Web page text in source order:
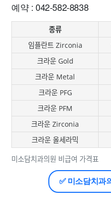
예약 : 042-582-8838
미소담치과의원 비급여 가격표
종류
임플란트 Zirconia
크라운 Gold
크라운 Metal
크라운 PFG
크라운 PFM
크라운 Zirconia
크라운 올세라믹
✅ 미소담치과